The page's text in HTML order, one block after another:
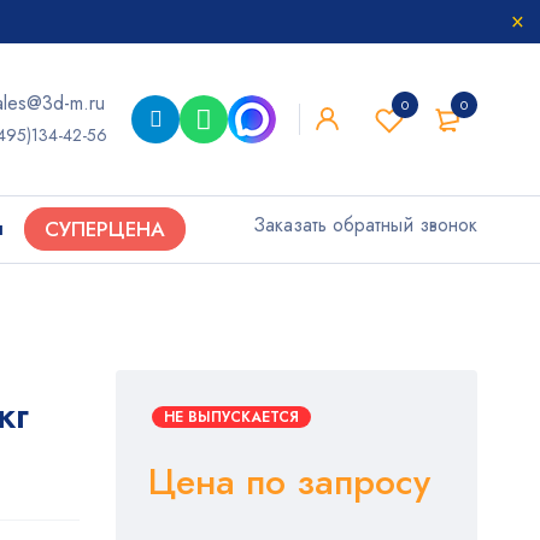
0
0
m.ru
42-56
СУПЕРЦЕНА Заказать обратный звонок
НЕ ВЫПУСКАЕТСЯ
Цена по запросу